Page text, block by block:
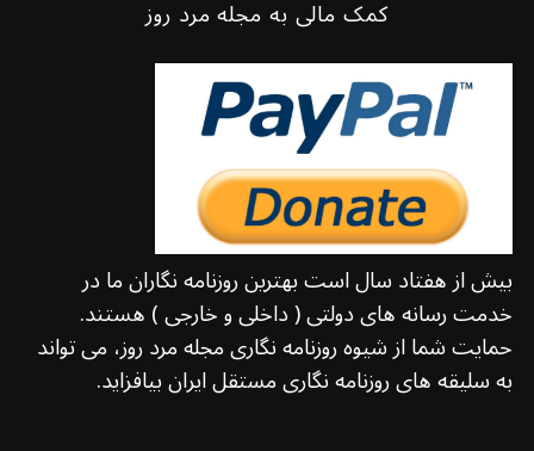
کمک مالی به مجله مرد روز
بیش از هفتاد سال است بهترین روزنامه نگاران ما در
خدمت رسانه های دولتی ( داخلی و خارجی ) هستند.
حمایت شما از شیوه روزنامه نگاری مجله مرد روز، می تواند
به سلیقه های روزنامه نگاری مستقل ایران بیافزاید.